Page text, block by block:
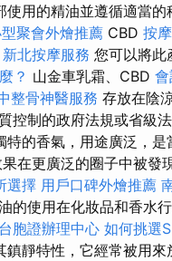
使用的精油並遵循適當的
聚會外燴推薦 CBD 按摩
新北按摩服務 您可以將此
？ 山金車乳霜、CBD
整骨神醫服務 存放在陰
控制的政府法規或省級法
特的香氣，用途廣泛，是
在更廣泛的圈子中被發
選擇 用戶口碑外燴推薦
的使用在化妝品和香水
胞證辦理中心 如何挑選
鎮靜特性，它經常被用來